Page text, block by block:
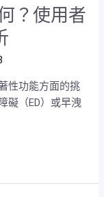
？使用者
性功能方面的挑
礙（ED）或早洩